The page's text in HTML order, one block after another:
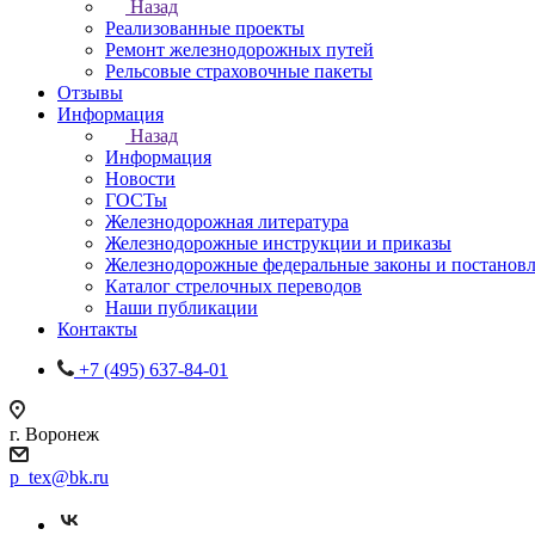
Назад
Реализованные проекты
Ремонт железнодорожных путей
Рельсовые страховочные пакеты
Отзывы
Информация
Назад
Информация
Новости
ГОСТы
Железнодорожная литература
Железнодорожные инструкции и приказы
Железнодорожные федеральные законы и
Каталог стрелочных переводов
Наши публикации
Контакты
+7 (495) 637-84-01
г. Воронеж
p_tex@bk.ru